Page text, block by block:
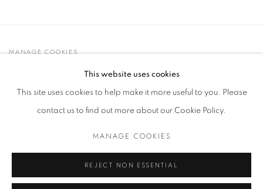
MANAGE COOKIES
© 2021 GALLERIA D'ARTE MAGGIORE G.A.M.
SITO CREATO DA ARTLOGIC
t. +39 051 235843 | info@maggioregam.com
This website uses cookies
This site uses cookies to help make it more useful to you. Please
contact us to find out more about our Cookie Policy.
MANAGE COOKIES
REJECT NON ESSENTIAL